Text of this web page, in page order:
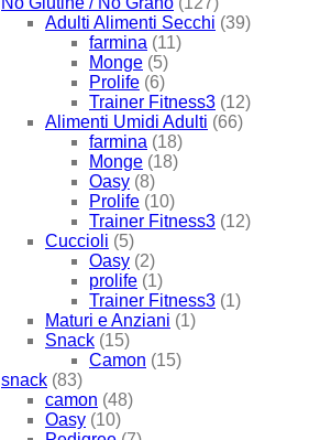
Adulti Alimenti Secchi (39)
farmina (11)
Monge (5)
Prolife (6)
Trainer Fitness3 (12)
Alimenti Umidi Adulti (66)
farmina (18)
Monge (18)
Oasy (8)
Prolife (10)
Trainer Fitness3 (12)
Cuccioli (5)
Oasy (2)
prolife (1)
Trainer Fitness3 (1)
Maturi e Anziani (1)
Snack (15)
Camon (15)
snack (83)
camon (48)
Oasy (10)